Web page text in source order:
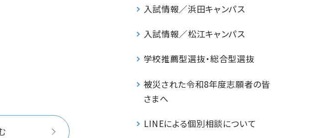
入試情報／浜田キャンパス
入試情報／松江キャンパス
学校推薦型選抜・総合型選抜
被災された令和8年度志願者の皆
さまへ
LINEによる個別相談について